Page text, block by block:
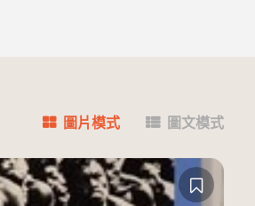
圖片模式 圖文模式